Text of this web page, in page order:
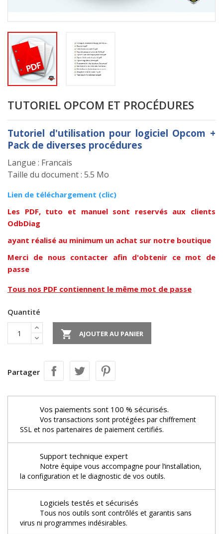
TUTORIEL OPCOM ET PROCÉDURES
Tutoriel d'utilisation pour logiciel Opcom +
Pack de diverses procédures
Langue : Francais
Taille du document : 5.5 Mo
Lien de téléchargement (clic)
Les PDF, tuto et manuel sont reservés aux clients
OdbDiag
ayant réalisé au minimum un achat sur notre boutique
Merci de nous contacter afin d'obtenir ce mot de
passe
Tous nos PDF contiennent le même mot de passe
Quantité
 AJOUTER AU PANIER
Partager
Vos paiements sont 100 % sécurisés.
Vos transactions sont protégées par chiffrement
SSL et nos partenaires de paiement certifiés.
Support technique expert
Notre équipe vous accompagne pour l’installation,
la configuration et le diagnostic de vos outils.
Logiciels testés et sécurisés
Tous nos outils sont contrôlés et garantis sans
virus ni programmes indésirables.